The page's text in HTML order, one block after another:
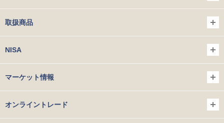
取扱商品
NISA
マーケット情報
オンライントレード